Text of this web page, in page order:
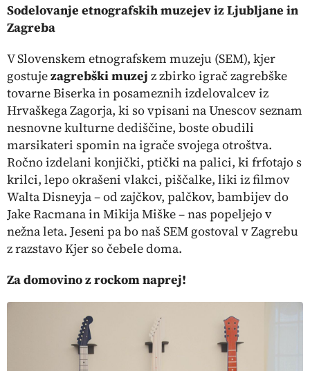
Sodelovanje etnografskih muzejev iz Ljubljane in
Zagreba
V Slovenskem etnografskem muzeju (SEM), kjer
gostujezagrebški muzej z zbirko igrač zagrebške
tovarne Biserka in posameznih izdelovalcev iz
Hrvaškega Zagorja, ki so vpisani na Unescov seznam
nesnovne kulturne dediščine, boste obudili
marsikateri spomin na igrače svojega otroštva.
Ročno izdelani konjički, ptički na palici, ki frfotajo s
krilci, lepo okrašeni vlakci, piščalke, liki iz filmov
Walta Disneyja – od zajčkov, palčkov, bambijev do
Jake Racmana in Mikija Miške – nas popeljejo v
nežna leta. Jeseni pa bo naš SEM gostoval v Zagrebu
z razstavoKjer so čebele doma.
Za domovino z rockom naprej!